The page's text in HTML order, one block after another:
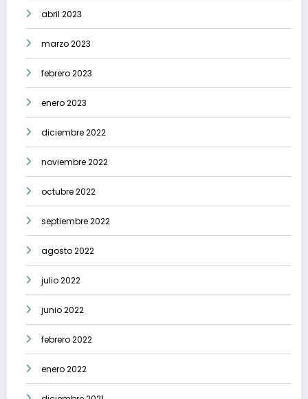
abril 2023
marzo 2023
febrero 2023
enero 2023
diciembre 2022
noviembre 2022
octubre 2022
septiembre 2022
agosto 2022
julio 2022
junio 2022
febrero 2022
enero 2022